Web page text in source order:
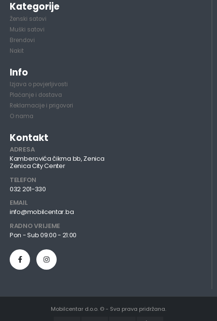
Kategorije
Ženski satovi
Muški satovi
Brendovi
Nakit
Info
Izjava o povjerljivosti
Plaćanje i dostava
Reklamacije i prigovori
O nama
Kontakt
ADRESA
Kamberovića čikma bb, Zenica
Zenica City Center
TELEFON
032 201-330
EMAIL
info@mobilcentar.ba
RADNO VRIJEME
Pon - Sub 09:00 - 21:00
Mobilcentar d.o.o. © - Sva prava pridržana.